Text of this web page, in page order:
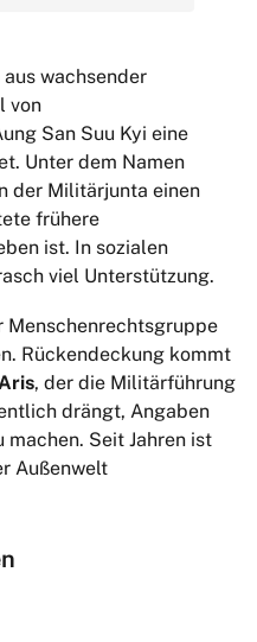
wachsender
von
San Suu Kyi eine
Unter dem Namen
der Militärjunta einen
frühere
ist. In sozialen
viel Unterstützung.
Menschenrechtsgruppe
Rückendeckung kommt
, der die Militärführung
drängt, Angaben
machen. Seit Jahren ist
Außenwelt